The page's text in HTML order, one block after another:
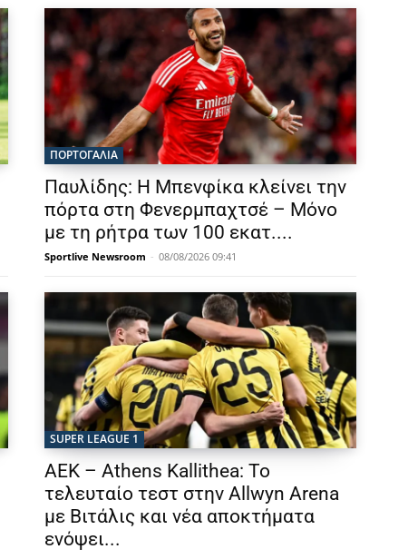
ΠΟΡΤΟΓΑΛΙΑ
Παυλίδης: Η Μπενφίκα κλείνει την
πόρτα στη Φενερμπαχτσέ – Μόνο
με τη ρήτρα των 100 εκατ....
Sportlive Newsroom - 08/08/2026 09:41
SUPER LEAGUE 1
ΑΕΚ – Athens Kallithea: Το
τελευταίο τεστ στην Allwyn Arena
με Βιτάλις και νέα αποκτήματα
ενόψει...